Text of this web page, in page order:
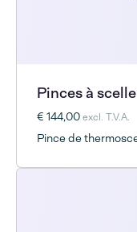
Pinces à
€ 144,00excl. T.V.A.
Pince de